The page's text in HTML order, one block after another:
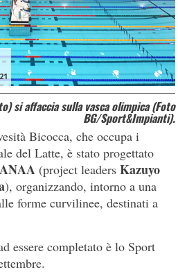
si affaccia sulla vasca olimpica (Foto
BG/Sport&Impianti).
Bicocca, che occupa i
del Latte, è stato progettato
(project leadersKazuyo
), organizzando, intorno a una
forme curvilinee, destinati a
essere completato è lo Sport